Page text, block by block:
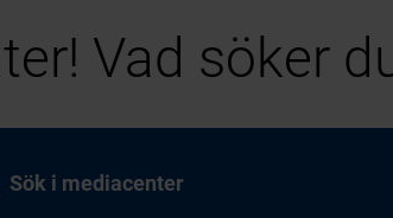
Vad söker
Sök i mediacenter